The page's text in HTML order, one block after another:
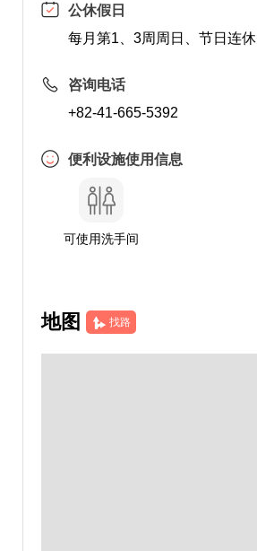
公休假日
每月第1、3周周日、节日连休
咨询电话
+82-41-665-5392
便利设施使用信息
可使用洗手间
地图 找路